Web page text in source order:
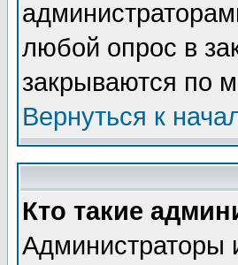
любой опрос в
закрываются по
Вернуться к
Кто такие
Администраторы